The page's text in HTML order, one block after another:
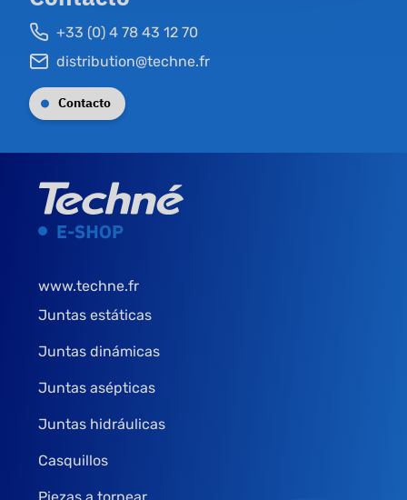
+33 (0) 4 78 43 12 70
distribution@techne.fr
Contacto
www.techne.fr
Juntas estáticas
Juntas dinámicas
Juntas asépticas
Juntas hidráulicas
Casquillos